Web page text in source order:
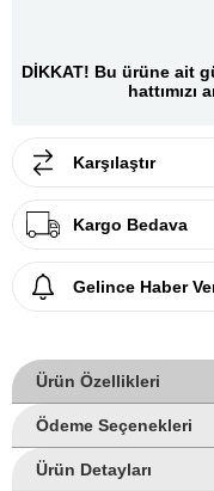
DİKKAT! Bu ürüne ait
Karşılaştır
Kargo Bedava
Gelince Haber
Ürün Özellikleri
Ödeme Seçenekleri
Ürün Detayları